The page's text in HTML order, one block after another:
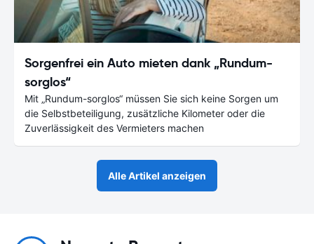
Sorgenfrei ein Auto mieten dank „Rundum-
sorglos“
Mit „Rundum-sorglos“ müssen Sie sich keine Sorgen um
die Selbstbeteiligung, zusätzliche Kilometer oder die
Zuverlässigkeit des Vermieters machen
Alle Artikel anzeigen